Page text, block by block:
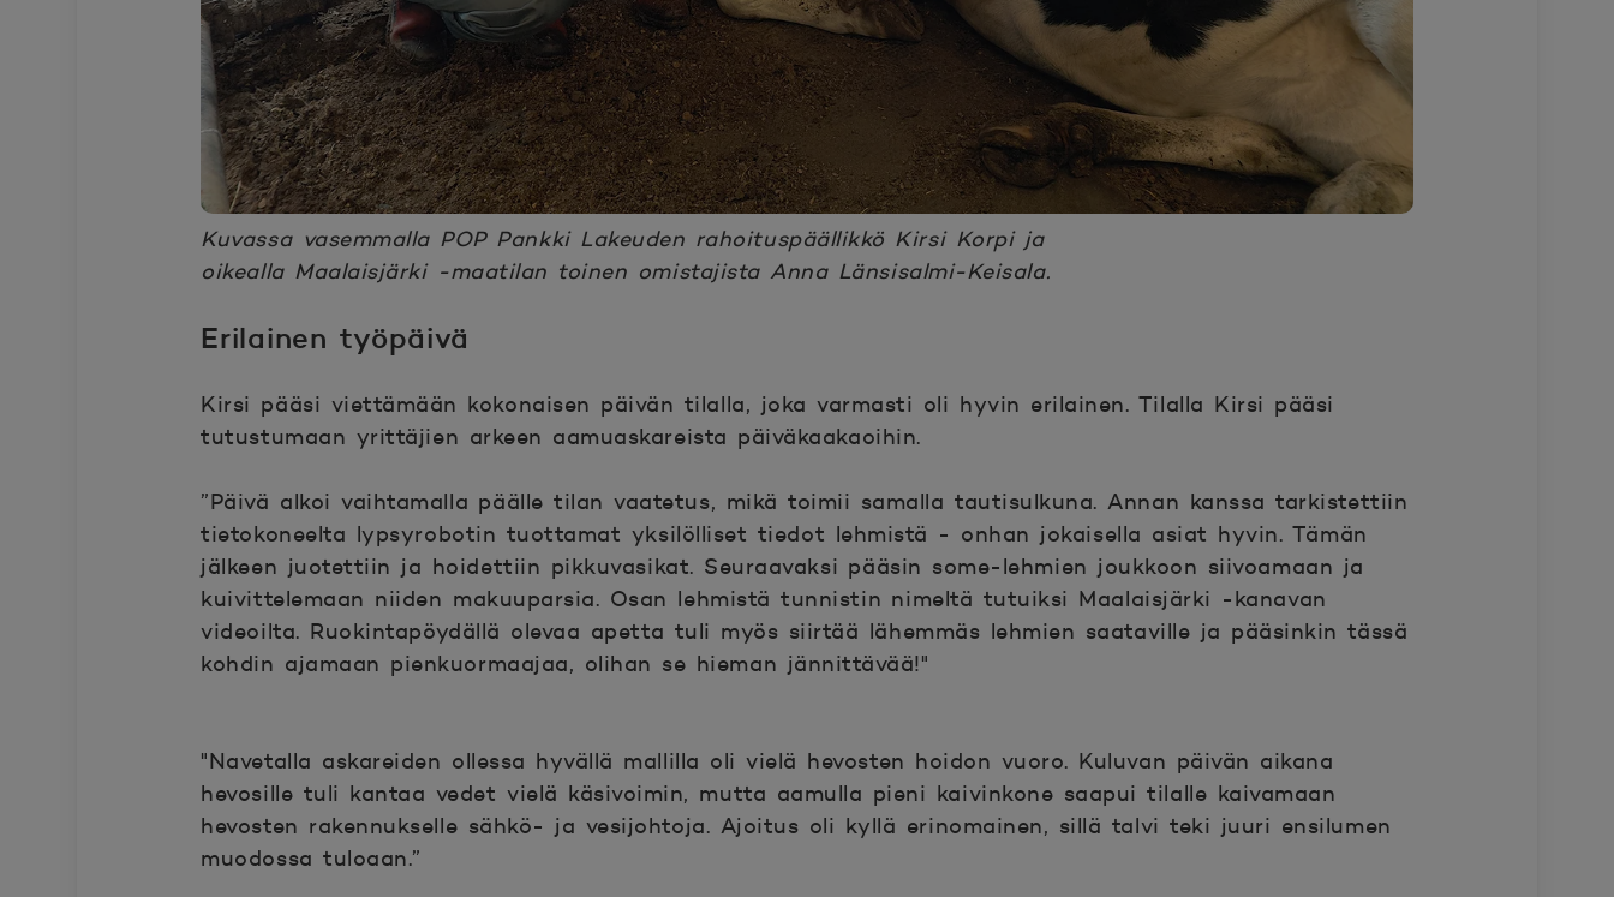
Kuvassa vasemmalla POP Pankki Lakeuden rahoituspäällikkö Kirsi Korpi ja
oikealla Maalaisjärki -maatilan toinen omistajista Anna Länsisalmi-Keisala.
Erilainen työpäivä
Kirsi pääsi viettämään kokonaisen päivän tilalla, joka varmasti oli hyvin erilainen. Tilalla Kirsi pääsi
tutustumaan yrittäjien arkeen aamuaskareista päiväkaakaoihin.
”Päivä alkoi vaihtamalla päälle tilan vaatetus, mikä toimii samalla tautisulkuna. Annan kanssa tarkistettiin
tietokoneelta lypsyrobotin tuottamat yksilölliset tiedot lehmistä - onhan jokaisella asiat hyvin. Tämän
jälkeen juotettiin ja hoidettiin pikkuvasikat. Seuraavaksi pääsin some-lehmien joukkoon siivoamaan ja
kuivittelemaan niiden makuuparsia. Osan lehmistä tunnistin nimeltä tutuiksi Maalaisjärki -kanavan
videoilta. Ruokintapöydällä olevaa apetta tuli myös siirtää lähemmäs lehmien saataville ja pääsinkin tässä
kohdin ajamaan pienkuormaajaa, olihan se hieman jännittävää!"
"Navetalla askareiden ollessa hyvällä mallilla oli vielä hevosten hoidon vuoro. Kuluvan päivän aikana
hevosille tuli kantaa vedet vielä käsivoimin, mutta aamulla pieni kaivinkone saapui tilalle kaivamaan
hevosten rakennukselle sähkö- ja vesijohtoja. Ajoitus oli kyllä erinomainen, sillä talvi teki juuri ensilumen
muodossa tuloaan.”